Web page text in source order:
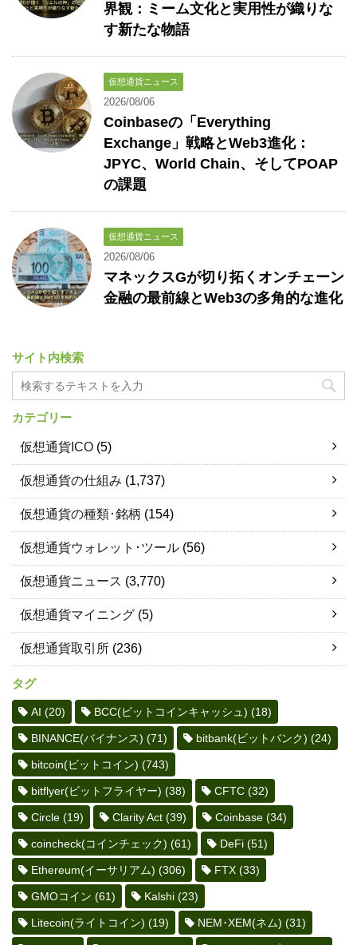
界観：ミーム文化と実用性が織りな
す新たな物語
仮想通貨ニュース
2026/08/06
Coinbaseの「Everything
Exchange」戦略とWeb3進化：
JPYC、World Chain、そしてPOAP
の課題
仮想通貨ニュース
2026/08/06
マネックスGが切り拓くオンチェーン
金融の最前線とWeb3の多角的な進化
サイト内検索
カテゴリー
仮想通貨ICO (5)
仮想通貨の仕組み (1,737)
仮想通貨の種類･銘柄 (154)
仮想通貨ウォレット･ツール (56)
仮想通貨ニュース (3,770)
仮想通貨マイニング (5)
仮想通貨取引所 (236)
タグ
AI (20) BCC(ビットコインキャッシュ) (18)
BINANCE(バイナンス) (71) bitbank(ビットバンク) (24)
bitcoin(ビットコイン) (743)
bitflyer(ビットフライヤー) (38) CFTC (32)
Circle (19) Clarity Act (39) Coinbase (34)
coincheck(コインチェック) (61) DeFi (51)
Ethereum(イーサリアム) (306) FTX (33)
GMOコイン (61) Kalshi (23)
Litecoin(ライトコイン) (19) NEM･XEM(ネム) (31)